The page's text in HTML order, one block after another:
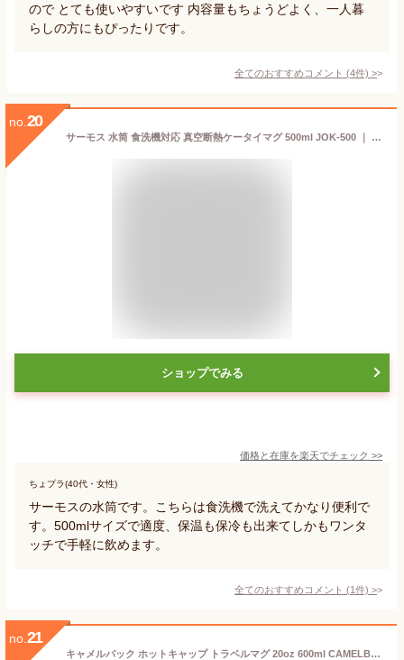
ので とても使いやすいです 内容量もちょうどよく、一人暮
らしの方にもぴったりです。
全てのおすすめコメント (4件) >
no. 20
サーモス 水筒 食洗機対応 真空断熱ケータイマグ 500ml JOK-500 ｜ THERMOS 軽量 コンパクト ステンレス 携帯マグ マグボトル 保温 保冷 直飲み 子供 大人 キッズ 0.5L
ショップでみる
価格と在庫を楽天でチェック >>
ちょプラ(40代・女性)
サーモスの水筒です。こちらは食洗機で洗えてかなり便利で
す。500mlサイズで適度、保温も保冷も出来てしかもワンタ
ッチで手軽に飲めます。
全てのおすすめコメント (1件) >
no. 21
キャメルバック ホットキャップ トラベルマグ 20oz 600ml CAMELBAK 保温 保冷 ステンレスボトル 保温ポット 保温機能 保冷機能 スポーツ おしゃれ ヨガ 水筒 マグタイプ アウトドア キャンプ スポーツ ジム 魔法瓶 食洗機対応 食器乾燥機対応 送料無料 ギフト ◇◇